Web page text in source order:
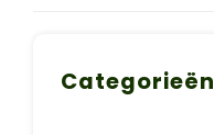
Categorieën